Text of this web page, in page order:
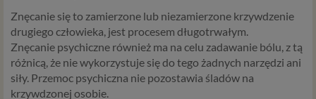
Znęcanie się to zamierzone lub niezamierzone krzywdzenie
drugiego człowieka, jest procesem długotrwałym.
Znęcanie psychiczne również ma na celu zadawanie bólu, z tą
różnicą, że nie wykorzystuje się do tego żadnych narzędzi ani
siły. Przemoc psychiczna nie pozostawia śladów na
krzywdzonej osobie.